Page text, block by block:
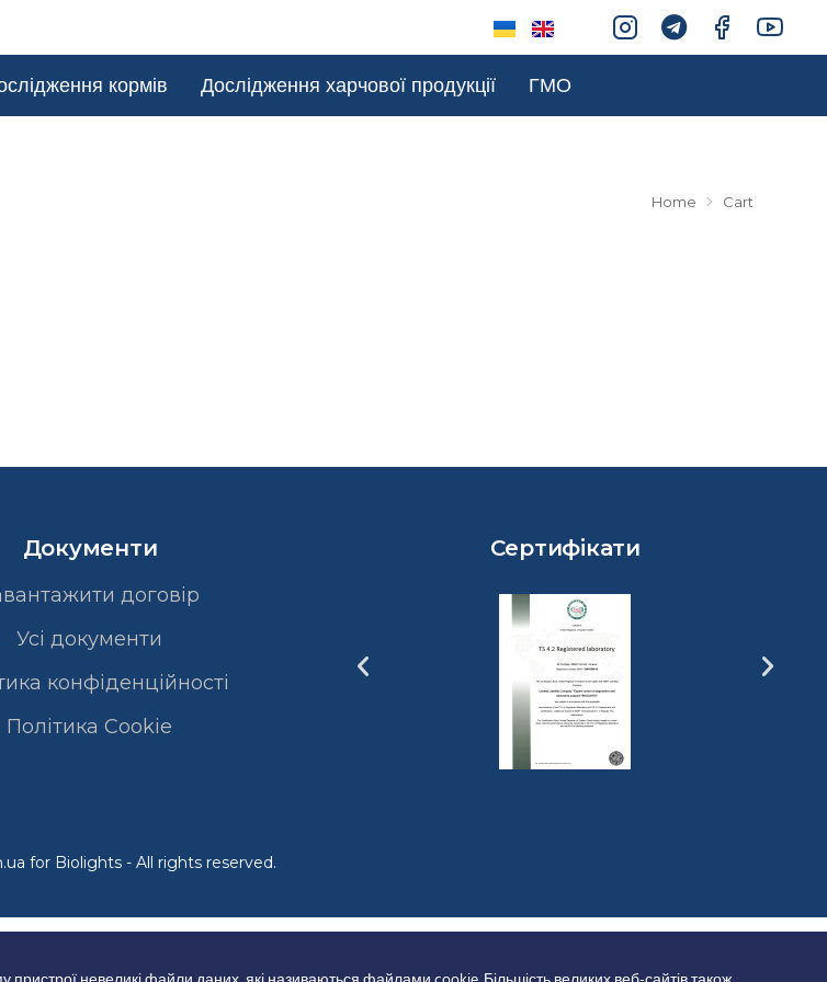
кормів Дослідження харчової продукції ГМО
Home Cart
Документи
договір
Усі документи
конфіденційності
Полiтика Cookie
Сертифікати
for Biolights - All rights reserved.